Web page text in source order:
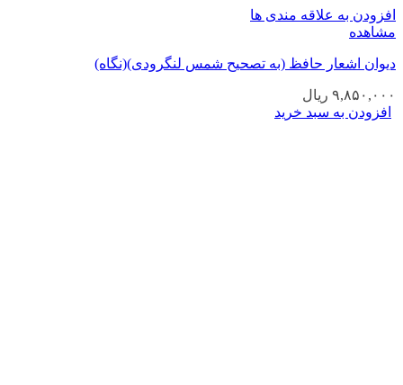
افزودن به علاقه مندی ها
مشاهده
دیوان اشعار حافظ (به تصحیح شمس لنگرودی)(نگاه)
۹,۸۵۰,۰۰۰ ریال
افزودن به سبد خرید